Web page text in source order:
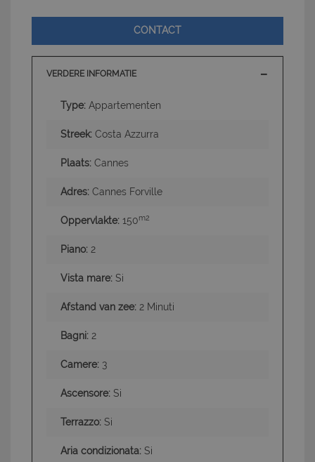
CONTACT
VERDERE INFORMATIE
Type: Appartementen
Streek: Costa Azzurra
Plaats: Cannes
Adres: Cannes Forville
Oppervlakte: 150m2
Piano: 2
Vista mare: Si
Afstand van zee: 2 Minuti
Bagni: 2
Camere: 3
Ascensore: Si
Terrazzo: Si
Aria condizionata: Si